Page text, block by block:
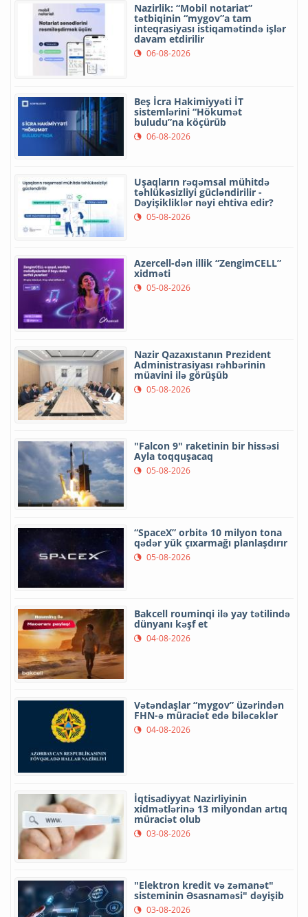
Nazirlik: “Mobil notariat”
tətbiqinin “mygov”a tam
inteqrasiyası istiqamətində işlər
davam etdirilir
06-08-2026
Beş İcra Hakimiyyəti İT
sistemlərini “Hökumət
buludu”na köçürüb
06-08-2026
Uşaqların rəqəmsal mühitdə
təhlükəsizliyi gücləndirilir -
Dəyişikliklər nəyi ehtiva edir?
05-08-2026
Azercell-dən illik “ZengimCELL”
xidməti
05-08-2026
Nazir Qazaxıstanın Prezident
Administrasiyası rəhbərinin
müavini ilə görüşüb
05-08-2026
"Falcon 9" raketinin bir hissəsi
Ayla toqquşacaq
05-08-2026
“SpaceX” orbitə 10 milyon tona
qədər yük çıxarmağı planlaşdırır
05-08-2026
Bakcell rouminqi ilə yay tətilində
dünyanı kəşf et
04-08-2026
Vətəndaşlar “mygov” üzərindən
FHN-ə müraciət edə biləcəklər
04-08-2026
İqtisadiyyat Nazirliyinin
xidmətlərinə 13 milyondan artıq
müraciət olub
03-08-2026
"Elektron kredit və zəmanət"
sisteminin Əsasnaməsi" dəyişib
03-08-2026